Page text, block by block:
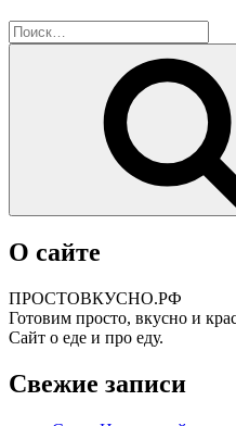
Искать:
О сайте
ПРОСТОВКУСНО.РФ
Готовим просто, вкусно и
Сайт о еде и про еду.
Свежие записи